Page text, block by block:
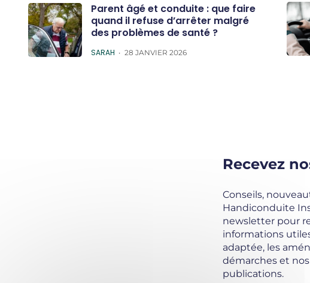
Parent âgé et conduite : que faire
quand il refuse d’arrêter malgré
des problèmes de santé ?
POSTED
SARAH 28 JANVIER 2026
Recevez
Conseils,
Handiconduite
newsletter pour
informations
adaptée, les
démarches et
publications.